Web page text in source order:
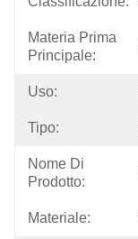
Materia Prima
Principale:
Uso:
Tipo:
Nome Di
Prodotto:
Materiale: